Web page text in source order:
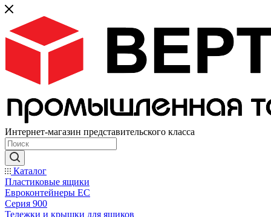
Интернет-магазин представительского класса
Каталог
Пластиковые ящики
Евроконтейнеры ЕС
Серия 900
Тележки и крышки для ящиков